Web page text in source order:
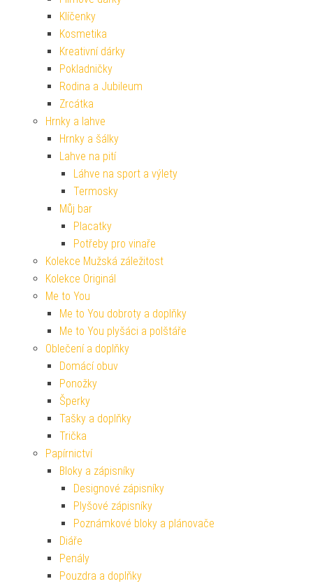
Klíčenky
Kosmetika
Kreativní dárky
Pokladničky
Rodina a Jubileum
Zrcátka
Hrnky a lahve
Hrnky a šálky
Lahve na pití
Láhve na sport a výlety
Termosky
Můj bar
Placatky
Potřeby pro vinaře
Kolekce Mužská záležitost
Kolekce Originál
Me to You
Me to You dobroty a doplňky
Me to You plyšáci a polštáře
Oblečení a doplňky
Domácí obuv
Ponožky
Šperky
Tašky a doplňky
Trička
Papírnictví
Bloky a zápisníky
Designové zápisníky
Plyšové zápisníky
Poznámkové bloky a plánovače
Diáře
Penály
Pouzdra a doplňky